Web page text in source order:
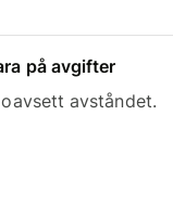
på avgifter
avståndet.